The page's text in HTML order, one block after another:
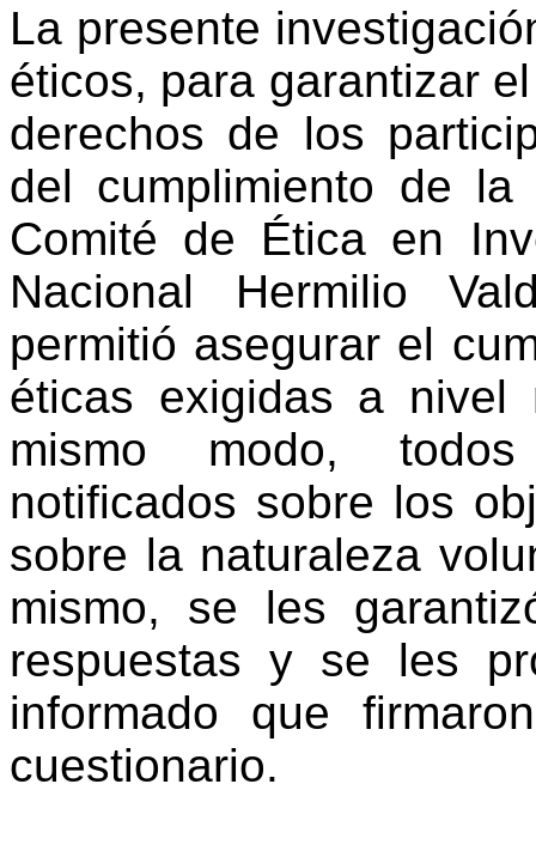
La presente
éticos, para garantizar
derechos de los
del cumplimiento de
Comité de Ética en
Nacional Hermilio
permitió asegurar el
éticas exigidas a nivel
mismo modo,
notificados sobre los
sobre la naturaleza
mismo, se les
respuestas y se les
informado que
cuestionario.